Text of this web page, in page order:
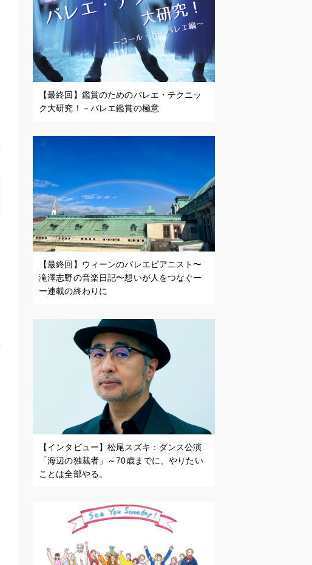
【最終回】鑑賞のためのバレエ・テクニッ
ク大研究！－バレエ鑑賞の極意
【最終回】ウィーンのバレエピアニスト〜
滝澤志野の音楽日記〜想いが人をつなぐー
ー連載の終わりに
【インタビュー】松尾スズキ：ダンス公演
「海辺の独裁者」～70歳までに、やりたい
ことは全部やる。